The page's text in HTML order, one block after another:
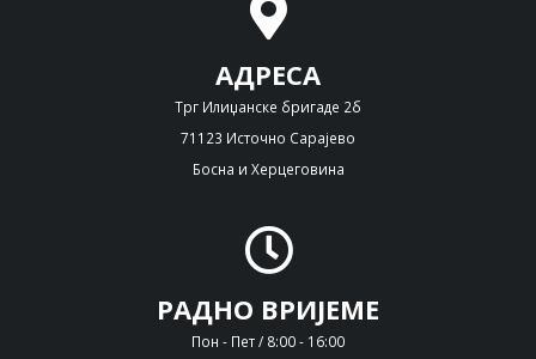
АДРЕСА
Трг Илиџанске бригаде 2б
71123 Источно Сарајево
Босна и Херцеговина
РАДНО ВРИЈЕМЕ
Пон - Пет / 8:00 - 16:00